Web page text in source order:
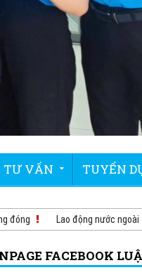
TƯ VẤN TUYỂN
Lao động nước ngoài
FACEBOOK